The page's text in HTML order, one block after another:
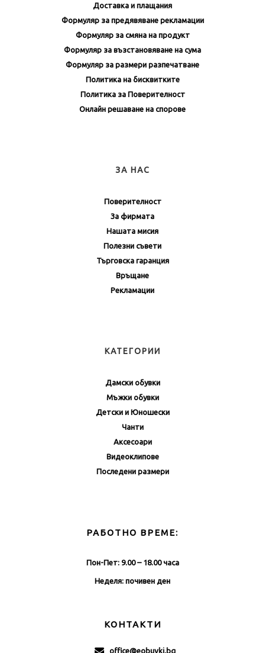
Доставка и плащания
Формуляр за предявяване рекламации
Формуляр за смяна на продукт
Формуляр за възстановяване на сума
Формуляр за размери разпечатване
Политика на бисквитките
Политика за Поверителност
Онлайн решаване на спорове
ЗА НАС
Поверителност
За фирмата
Нашата мисия
Полезни съвети
Търговска гаранция
Връщане
Рекламации
КАТЕГОРИИ
Дамски обувки
Мъжки обувки
Детски и Юношески
Чанти
Аксесоари
Видеоклипове
Последени размери
РАБОТНО ВРЕМЕ:
Пон-Пет: 9.00 – 18.00 часа
Неделя: почивен ден
КОНТАКТИ
office@eobuvki.bg